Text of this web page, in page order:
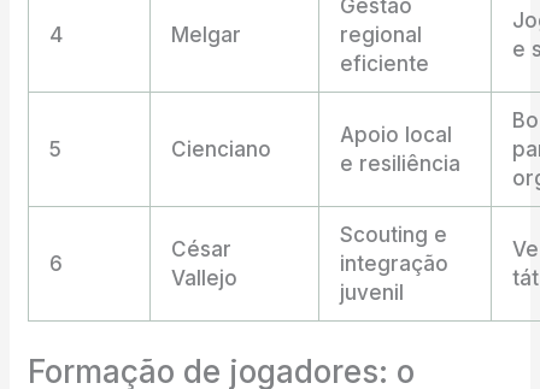
4 Melgar
Gestão
regional
eficiente
e
5 Cienciano
Apoio local
e resiliência
6
César
Vallejo
Scouting e
integração
juvenil
Formação de jogadores: o